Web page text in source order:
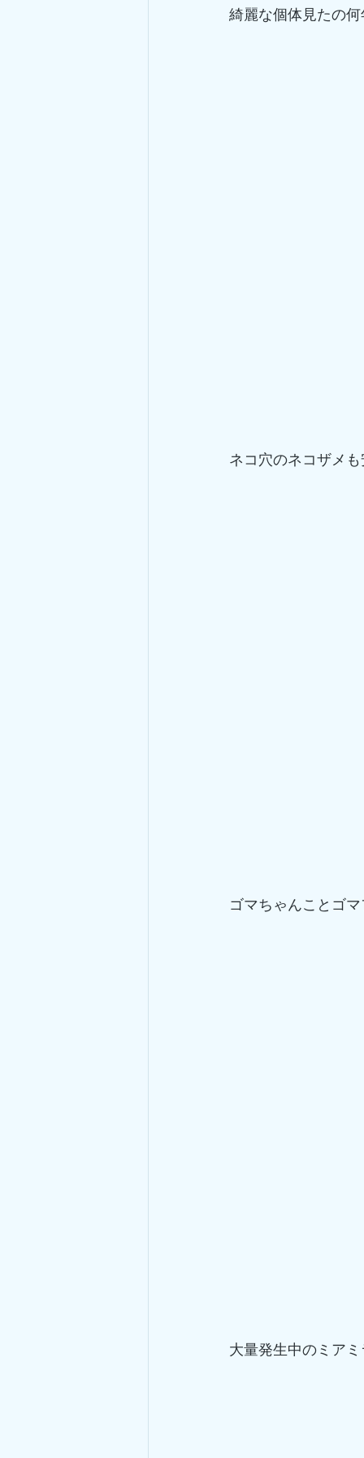
綺麗な個体見たの何
ネコ穴のネコザメも
ゴマちゃんことゴ
大量発生中のミア